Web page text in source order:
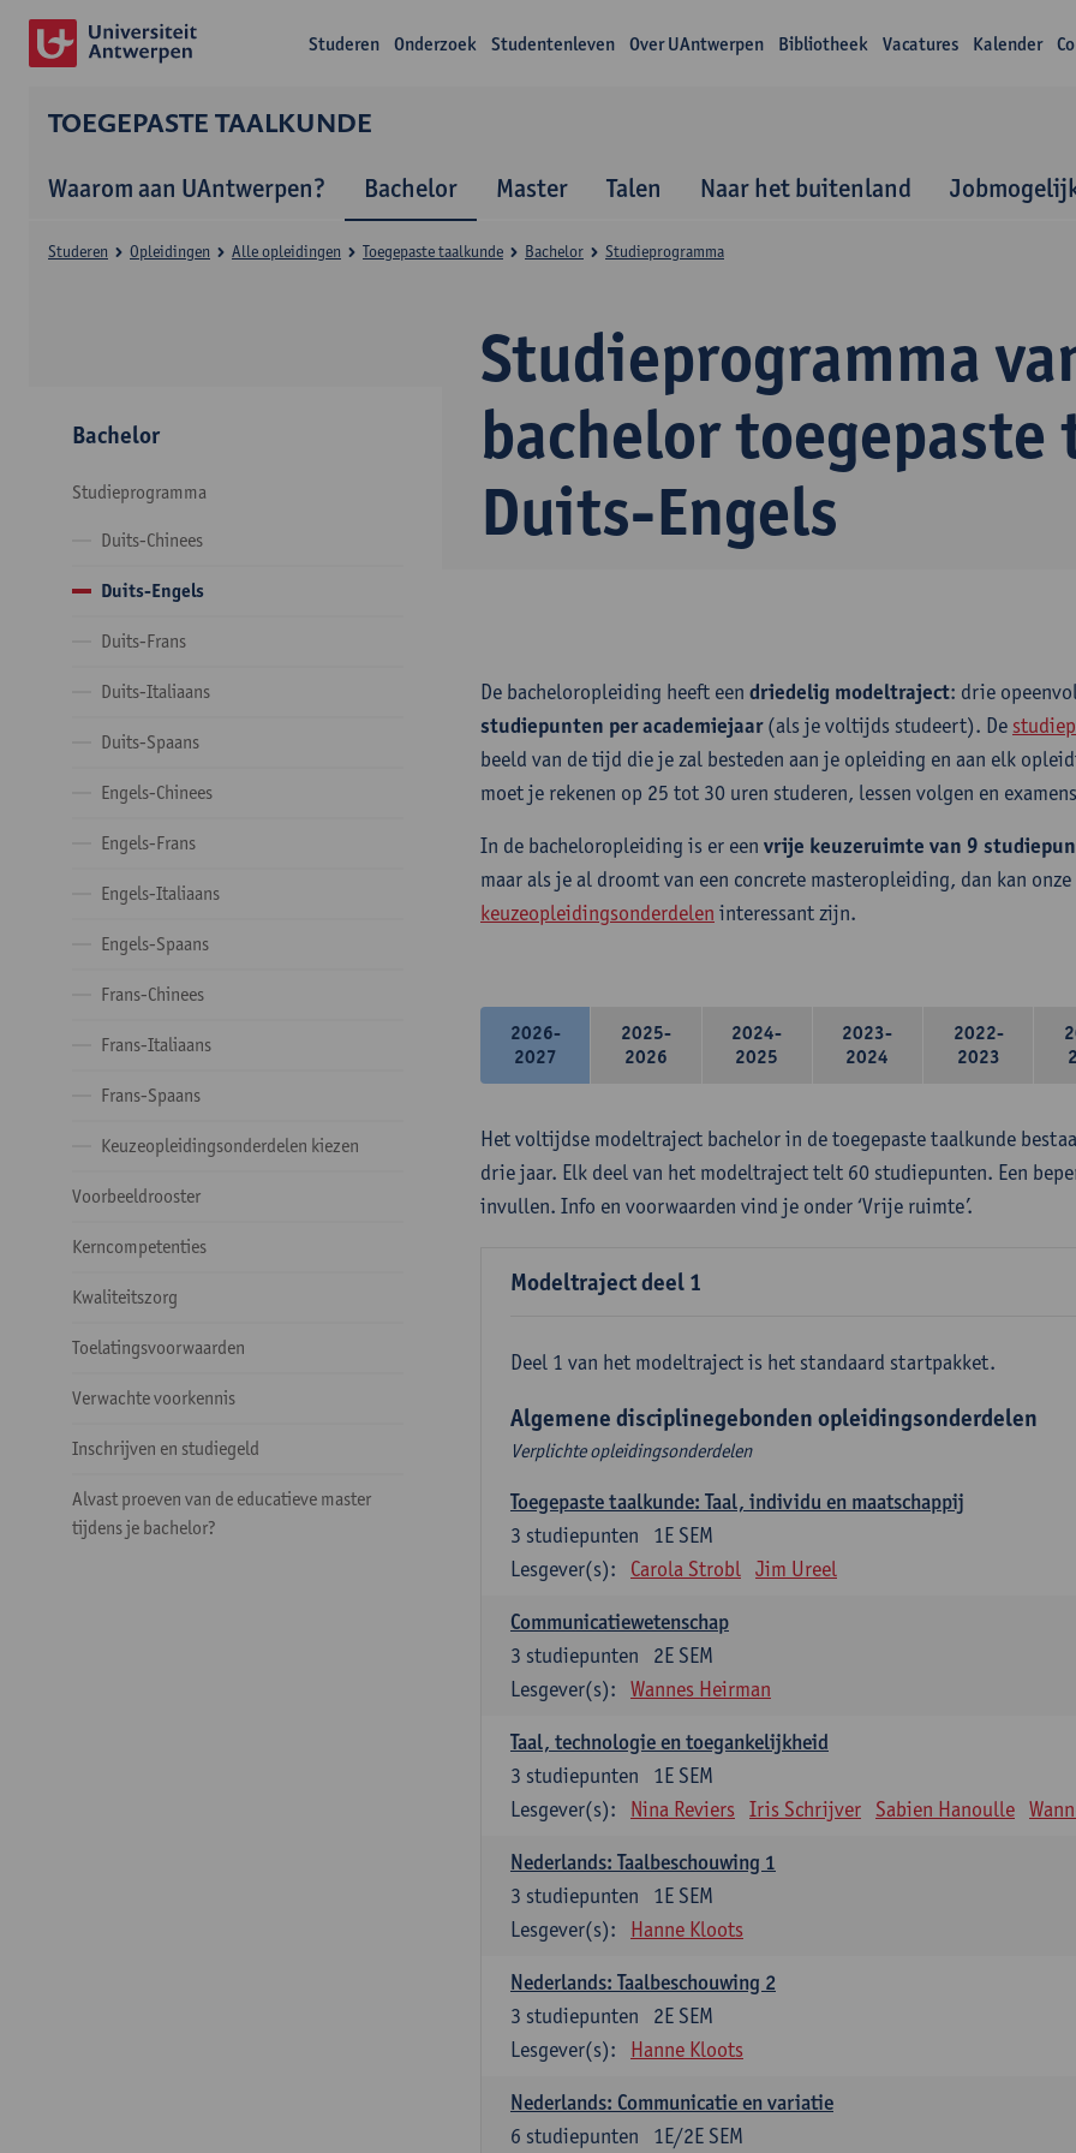
Studeren Onderzoek Studentenleven Over UAntwerpen Bibliotheek Vacatures Kalender
TOEGEPASTE TAALKUNDE
Waarom aan UAntwerpen? Bachelor Master Talen Naar het buitenland
Studieprogramma
bachelor
Duits-Engels
Studeren Opleidingen Alle opleidingen Toegepaste taalkunde Bachelor Studieprogramma
Bachelor
Studieprogramma
Duits-Chinees
Duits-Engels
Duits-Frans
Duits-Italiaans
Duits-Spaans
Engels-Chinees
Engels-Frans
Engels-Italiaans
Engels-Spaans
Frans-Chinees
Frans-Italiaans
Frans-Spaans
Keuzeopleidingsonderdelen kiezen
Voorbeeldrooster
Kerncompetenties
Kwaliteitszorg
Toelatingsvoorwaarden
Verwachte voorkennis
Inschrijven en studiegeld
Alvast proeven van de educatieve master
tijdens je bachelor?
De bacheloropleiding heeft een driedelig modeltraject: drie
studiepunten per academiejaar(als je voltijds studeert). De
beeld van de tijd die je zal besteden aan je opleiding en aan elk
moet je rekenen op 25 tot 30 uren studeren, lessen volgen en
In de bacheloropleiding is er een vrije keuzeruimte van 9
maar als je al droomt van een concrete masteropleiding, dan kan onze
keuzeopleidingsonderdelen interessant zijn.
2026-
2027
2025-
2026
2024-
2025
2023-
2024
2022-
2023
Het voltijdse modeltraject bachelor in de toegepaste taalkunde
drie jaar. Elk deel van het modeltraject telt 60 studiepunten. Een
invullen. Info en voorwaarden vind je onder ‘Vrije ruimte’.
Modeltraject deel 1
Deel 1 van het modeltraject is het standaard startpakket.
Algemene disciplinegebonden opleidingsonderdelen
Verplichte opleidingsonderdelen
Toegepaste taalkunde: Taal, individu en maatschappij
1E SEM
3 studiepunten
Lesgever(s):
Carola Strobl Jim Ureel
Communicatiewetenschap
2E SEM
3 studiepunten
Lesgever(s):
Wannes Heirman
Taal, technologie en toegankelijkheid
1E SEM
3 studiepunten
Lesgever(s):
Nina Reviers Iris Schrijver Sabien Hanoulle
Nederlands: Taalbeschouwing 1
1E SEM
3 studiepunten
Lesgever(s):
Hanne Kloots
Nederlands: Taalbeschouwing 2
2E SEM
3 studiepunten
Lesgever(s):
Hanne Kloots
Nederlands: Communicatie en variatie
1E/2E SEM
6 studiepunten